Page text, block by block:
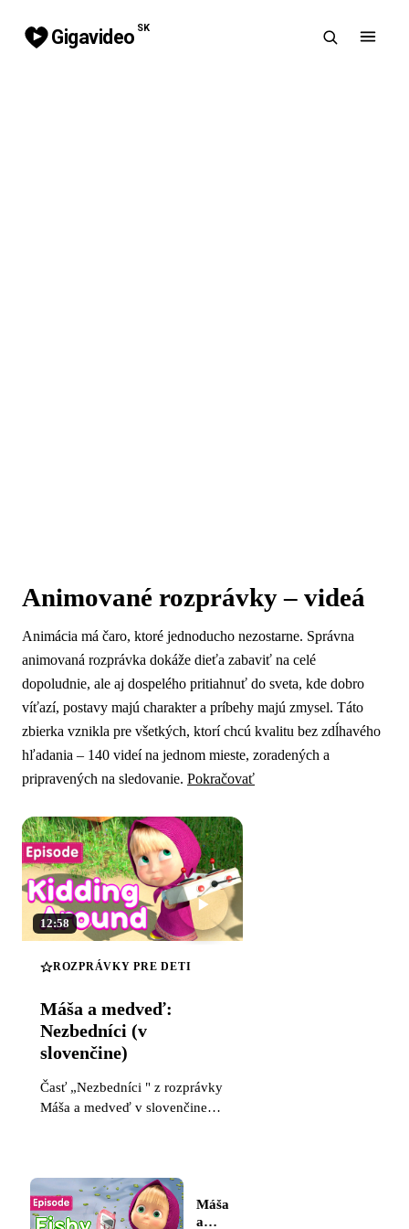
Gigavideo SK
Animované rozprávky – videá
Animácia má čaro, ktoré jednoducho nezostarne. Správna
animovaná rozprávka dokáže dieťa zabaviť na celé
dopoludnie, ale aj dospelého pritiahnuť do sveta, kde dobro
víťazí, postavy majú charakter a príbehy majú zmysel. Táto
zbierka vznikla pre všetkých, ktorí chcú kvalitu bez zdĺhavého
hľadania – 140 videí na jednom mieste, zoradených a
pripravených na sledovanie. Pokračovať
Máša a medveď
12:58
ROZPRÁVKY PRE DETI
Máša a medveď:
Nezbedníci (v
slovenčine)
Časť „Nezbedníci " z rozprávky
Máša a medveď v slovenčine.
Máša
a